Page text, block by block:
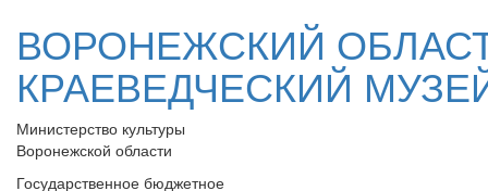
ВОРОНЕЖСКИЙ
КРАЕВЕДЧЕСКИЙ
Министерство культуры
Воронежской области
Государственное бюджетное